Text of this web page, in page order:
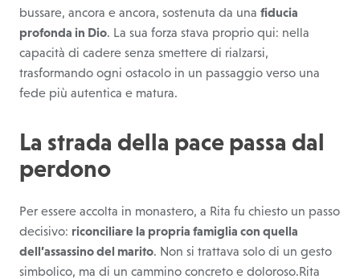
bussare, ancora e ancora, sostenuta da una fiducia
profonda in Dio. La sua forza stava proprio qui: nella
capacità di cadere senza smettere di rialzarsi,
trasformando ogni ostacolo in un passaggio verso una
fede più autentica e matura.
La strada della pace passa dal
perdono
Per essere accolta in monastero, a Rita fu chiesto un passo
decisivo: riconciliare la propria famiglia con quella
dell’assassino del marito. Non si trattava solo di un gesto
simbolico, ma di un cammino concreto e doloroso.Rita